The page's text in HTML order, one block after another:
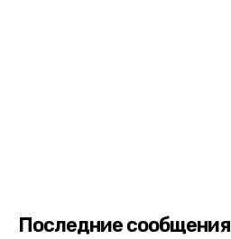
Последние сообщения